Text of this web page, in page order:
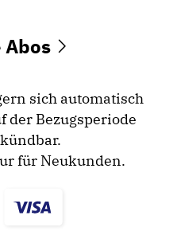
Abos
sich automatisch
der Bezugsperiode
für Neukunden.